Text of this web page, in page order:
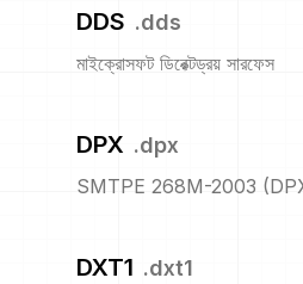
DDS .dds
মাইক্রোসফট ডিরেক্টড্রয় সারফেস
DPX .dpx
SMTPE 268M-2003
DXT1 .dxt1